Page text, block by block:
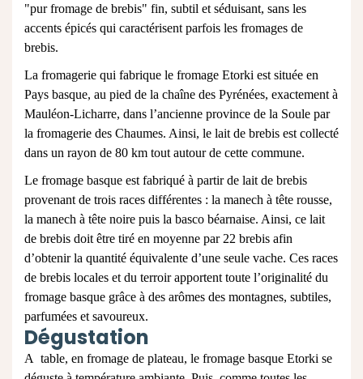
"pur fromage de brebis" fin, subtil et séduisant, sans les
accents épicés qui caractérisent parfois les fromages de
brebis.
La fromagerie qui fabrique le fromage Etorki est située en
Pays basque, au pied de la chaîne des Pyrénées, exactement à
Mauléon-Licharre, dans l’ancienne province de la Soule par
la fromagerie des Chaumes. Ainsi, le lait de brebis est collecté
dans un rayon de 80 km tout autour de cette commune.
Le fromage basque est fabriqué à partir de lait de brebis
provenant de trois races différentes : la manech à tête rousse,
la manech à tête noire puis la basco béarnaise. Ainsi, ce lait
de brebis doit être tiré en moyenne par 22 brebis afin
d’obtenir la quantité équivalente d’une seule vache. Ces races
de brebis locales et du terroir apportent toute l’originalité du
fromage basque grâce à des arômes des montagnes, subtiles,
parfumées et savoureux.
Dégustation
A table, en fromage de plateau, le fromage basque Etorki se